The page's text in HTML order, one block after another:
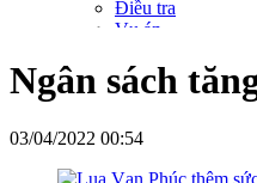
Ngân sách
03/04/2022 00:54